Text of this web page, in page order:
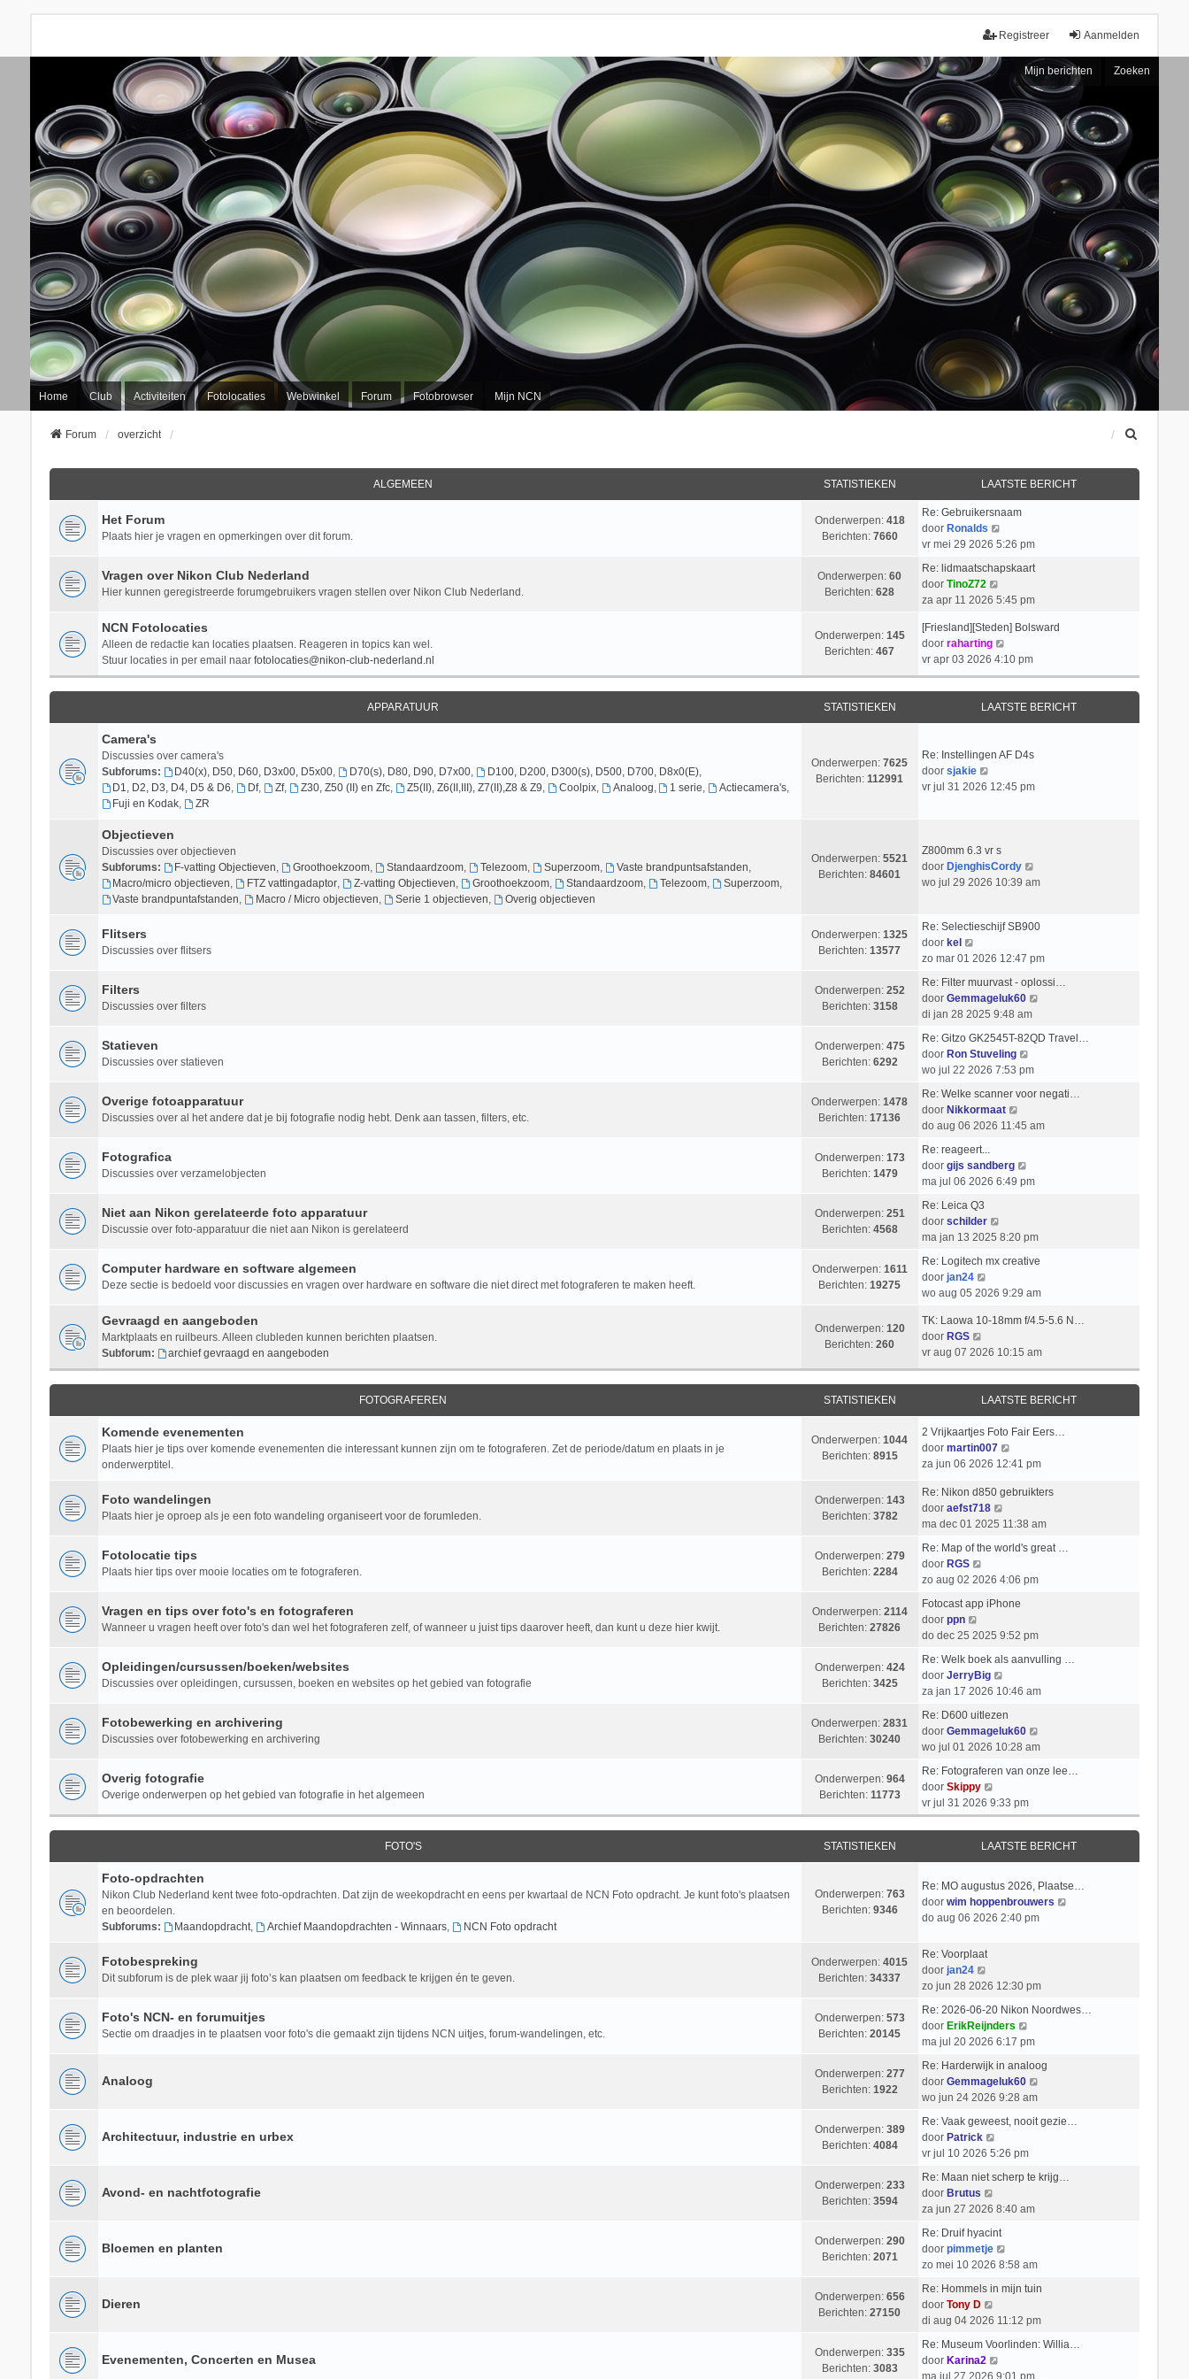
Aanmelden
Registreer
Mijn berichten Zoeken
Home Club Activiteiten Fotolocaties Webwinkel Forum Fotobrowser Mijn NCN
Forum overzicht
ALGEMEEN STATISTIEKEN LAATSTE BERICHT
Het Forum
Plaats hier je vragen en opmerkingen over dit forum.
Onderwerpen: 418
Berichten: 7660
Re: Gebruikersnaam
door Ronalds
e
i
k
l
a
a
t
e
i
vr mei 29 2026 5:26 pm
Vragen over Nikon Club Nederland
Hier kunnen geregistreerde forumgebruikers vragen stellen over Nikon Club Nederland.
Onderwerpen:60
Berichten:628
Re: lidmaatschapskaart
door TinoZ72
e
i
j
k
l
a
a
t
t
b
c
h
t
za apr 11 2026 5:45 pm
NCN Fotolocaties
Alleen de redactie kan locaties plaatsen. Reageren in topics kan wel.
Stuur locaties in per email naar fotolocaties@nikon-club-nederland.nl
Onderwerpen: 145
Berichten:467
[Friesland][Steden] Bolsward
door raharting
e
k
i
j
k
a
t
e
r
h
vr apr 03 2026 4:10 pm
APPARATUUR STATISTIEKEN LAATSTE BERICHT
Camera's
Discussies over camera's
Subforums:
D40(x), D50, D60, D3x00, D5x00, D70(s), D80, D90, D7x00, D100, D200, D300(s), D500, D700, D8x0(E),
D1, D2, D3, D4, D5 & D6, Df, Zf, Z30, Z50 (II) en Zfc, Z5(II), Z6(II,III), Z7(II),Z8 & Z9, Coolpix, Analoog, 1 serie, Actiecamera's,
Fuji en Kodak, ZR
Onderwerpen:7625
Berichten:112991
Re: Instellingen AF D4s
door sjakie
e
k
l
a
s
e
b
e
r
c
h
t
vr jul 31 2026 12:45 pm
Objectieven
Discussies over objectieven
Subforums:
F-vatting Objectieven, Groothoekzoom, Standaardzoom, Telezoom, Superzoom, Vaste brandpuntsafstanden,
Macro/micro objectieven, FTZ vattingadaptor, Z-vatting Objectieven, Groothoekzoom, Standaardzoom, Telezoom, Superzoom,
Vaste brandpuntafstanden, Macro / Micro objectieven, Serie 1 objectieven, Overig objectieven
Onderwerpen:5521
Berichten:84601
Z800mm 6.3 vr s
door DjenghisCordy
e
j
l
a
a
t
e
i
wo jul 29 2026 10:39 am
Flitsers
Discussies over flitsers
Onderwerpen:1325
Berichten:13577
Re: Selectieschijf SB900
door kel
e
i
j
k
l
a
a
s
t
e
b
e
r
c
h
t
zo mar 01 2026 12:47 pm
Filters
Discussies over filters
Onderwerpen: 252
Berichten: 3158
Re: Filter muurvast - oplossi…
door Gemmageluk60
i
l
a
c
t
di jan 28 2025 9:48 am
Statieven
Discussies over statieven
Onderwerpen: 475
Berichten: 6292
Re: Gitzo GK2545T-82QD Travel…
door Ron Stuveling
e
i
k
a
e
b
r
c
t
wo jul 22 2026 7:53 pm
Overige fotoapparatuur
Discussies over al het andere dat je bij fotografie nodig hebt. Denk aan tassen, filters, etc.
Onderwerpen:1478
Berichten:17136
Re: Welke scanner voor negati…
door Nikkormaat
e
j
k
a
s
e
b
r
h
do aug 06 2026 11:45 am
Fotografica
Discussies over verzamelobjecten
Onderwerpen: 173
Berichten: 1479
Re: reageert...
door gijs sandberg
e
k
l
a
s
e
b
e
r
i
c
t
ma jul 06 2026 6:49 pm
Niet aan Nikon gerelateerde foto apparatuur
Discussie over foto-apparatuur die niet aan Nikon is gerelateerd
Onderwerpen: 251
Berichten: 4568
Re: Leica Q3
door schilder
e
k
l
a
t
b
e
r
c
h
ma jan 13 2025 8:20 pm
Computer hardware en software algemeen
Deze sectie is bedoeld voor discussies en vragen over hardware en software die niet direct met fotograferen te maken heeft.
Onderwerpen: 1611
Berichten:19275
Re: Logitech mx creative
door jan24
e
i
k
l
a
a
t
s
t
e
e
r
i
c
t
wo aug 05 2026 9:29 am
Gevraagd en aangeboden
Marktplaats en ruilbeurs. Alleen clubleden kunnen berichten plaatsen.
Subforum:
archief gevraagd en aangeboden
Onderwerpen: 120
Berichten:260
TK: Laowa 10-18mm f/4.5-5.6 N…
door RGS
e
k
i
j
k
l
a
a
s
t
e
b
r
c
t
vr aug 07 2026 10:15 am
FOTOGRAFEREN STATISTIEKEN LAATSTE BERICHT
Komende evenementen
Plaats hier je tips over komende evenementen die interessant kunnen zijn om te fotograferen. Zet de periode/datum en plaats in je
onderwerptitel.
Onderwerpen:1044
Berichten: 8915
2 Vrijkaartjes Foto Fair Eers…
door martin007
e
i
k
l
a
s
e
b
r
h
t
za jun 06 2026 12:41 pm
Foto wandelingen
Plaats hier je oproep als je een foto wandeling organiseert voor de forumleden.
Onderwerpen: 143
Berichten: 3782
Re: Nikon d850 gebruikters
door aefst718
e
i
k
l
a
s
e
b
e
r
c
t
ma dec 01 2025 11:38 am
Fotolocatie tips
Plaats hier tips over mooie locaties om te fotograferen.
Onderwerpen: 279
Berichten: 2284
Re: Map of the world's great …
door RGS
e
i
k
l
a
a
s
t
e
b
e
r
i
c
h
t
zo aug 02 2026 4:06 pm
Vragen en tips over foto's en fotograferen
Wanneer u vragen heeft over foto's dan wel het fotograferen zelf, of wanneer u juist tips daarover heeft, dan kunt u deze hier kwijt.
Onderwerpen: 2114
Berichten:27826
Fotocast app iPhone
door ppn
e
i
j
k
l
a
a
s
t
e
e
c
h
t
do dec 25 2025 9:52 pm
Opleidingen/cursussen/boeken/websites
Discussies over opleidingen, cursussen, boeken en websites op het gebied van fotografie
Onderwerpen: 424
Berichten: 3425
Re: Welk boek als aanvulling …
door JerryBig
e
i
j
k
l
a
t
s
t
e
b
e
r
za jan 17 2026 10:46 am
Fotobewerking en archivering
Discussies over fotobewerking en archivering
Onderwerpen:2831
Berichten:30240
Re: D600 uitlezen
door Gemmageluk60
e
i
a
s
t
e
i
h
wo jul 01 2026 10:28 am
Overig fotografie
Overige onderwerpen op het gebied van fotografie in het algemeen
Onderwerpen: 964
Berichten: 11773
Re: Fotograferen van onze lee…
door Skippy
e
k
i
j
k
l
a
a
b
e
r
i
h
t
vr jul 31 2026 9:33 pm
FOTO'S STATISTIEKEN LAATSTE BERICHT
Foto-opdrachten
Nikon Club Nederland kent twee foto-opdrachten. Dat zijn de weekopdracht en eens per kwartaal de NCN Foto opdracht. Je kunt foto's plaatsen
en beoordelen.
Subforums:
Maandopdracht, Archief Maandopdrachten - Winnaars, NCN Foto opdracht
Onderwerpen: 763
Berichten: 9346
Re: MO augustus 2026, Plaatse…
door wim hoppenbrouwers
a
e
do aug 06 2026 2:40 pm
Fotobespreking
Dit subforum is de plek waar jij foto’s kan plaatsen om feedback te krijgen én te geven.
Onderwerpen:4015
Berichten:34337
Re: Voorplaat
door jan24
e
i
j
k
l
a
a
s
t
e
b
e
r
c
h
t
zo jun 28 2026 12:30 pm
Foto's NCN- en forumuitjes
Sectie om draadjes in te plaatsen voor foto's die gemaakt zijn tijdens NCN uitjes, forum-wandelingen, etc.
Onderwerpen: 573
Berichten:20145
Re: 2026-06-20 Nikon Noordwes…
door ErikReijnders
e
i
j
k
l
a
s
e
r
c
t
ma jul 20 2026 6:17 pm
Analoog Onderwerpen: 277
Berichten: 1922
Re: Harderwijk in analoog
door Gemmageluk60
i
l
b
r
c
wo jun 24 2026 9:28 am
Architectuur, industrie en urbex Onderwerpen: 389
Berichten: 4084
Re: Vaak geweest, nooit gezie…
door Patrick
e
i
k
l
a
a
s
e
b
e
r
vr jul 10 2026 5:26 pm
Avond- en nachtfotografie Onderwerpen: 233
Berichten: 3594
Re: Maan niet scherp te krijg…
door Brutus
e
i
k
l
a
s
t
za jun 27 2026 8:40 am
Bloemen en planten Onderwerpen: 290
Berichten: 2071
Re: Druif hyacint
door pimmetje
e
i
k
l
a
zo mei 10 2026 8:58 am
Dieren Onderwerpen: 656
Berichten:27150
Re: Hommels in mijn tuin
door Tony D
e
i
j
di aug 04 2026 11:12 pm
Evenementen, Concerten en Musea Onderwerpen: 335
Berichten: 3083
Re: Museum Voorlinden: Willia…
door Karina2
e
ma jul 27 2026 9:01 pm